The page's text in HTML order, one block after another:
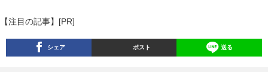
【注目の記事】[PR]
シェア ポスト 送る